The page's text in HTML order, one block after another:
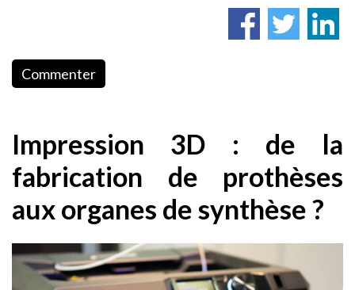
Commenter
Impression 3D : de la
fabrication de prothèses
aux organes de synthèse ?